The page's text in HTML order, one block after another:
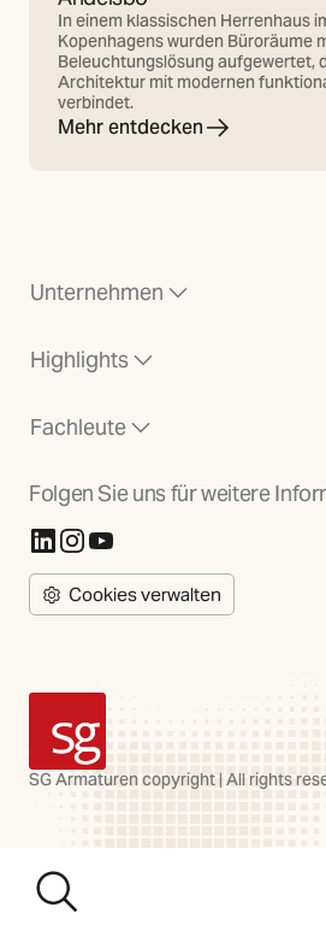
In einem klassischen Herrenhaus
Kopenhagens wurden Büroräume
Beleuchtungslösung aufgewertet,
Architektur mit modernen
verbindet.
Mehr entdecken
Unternehmen
Highlights
Fachleute
Folgen Sie uns für weitere
(Öffnet in neuer Registerkarte)
(Öffnet in neuer Registerkarte)
(Öffnet in neuer
Cookies verwalten
SG Armaturen
SG Armaturen copyright | All rights